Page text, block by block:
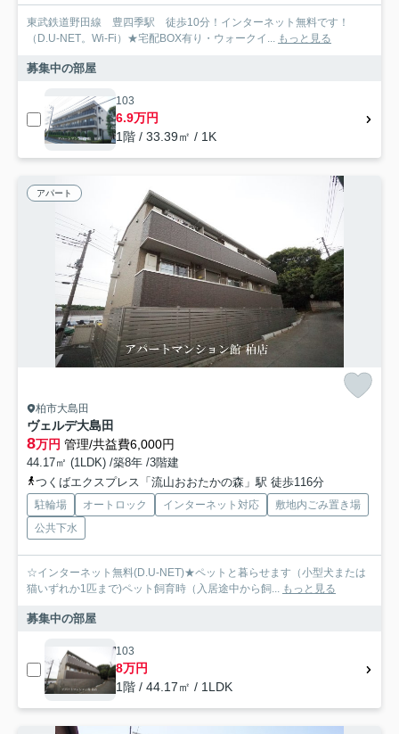
東武鉄道野田線 豊四季駅 徒歩10分！インターネット無料です！
（D.U-NET。Wi-Fi）★宅配BOX有り・ウォークイ... もっと見る
募集中の部屋
103
6.9万円
1階 / 33.39㎡ / 1K
アパート
柏市大島田
ヴェルデ大島田
8万円 管理/共益費6,000円
44.17㎡ (1LDK) /築8年 /3階建
つくばエクスプレス「流山おおたかの森」駅 徒歩116分
駐輪場 オートロック インターネット対応
敷地内ごみ置き場
公共下水
☆インターネット無料(D.U-NET)★ペットと暮らせます（小型犬または
猫いずれか1匹まで)ペット飼育時（入居途中から飼... もっと見る
募集中の部屋
103
8万円
1階 / 44.17㎡ / 1LDK